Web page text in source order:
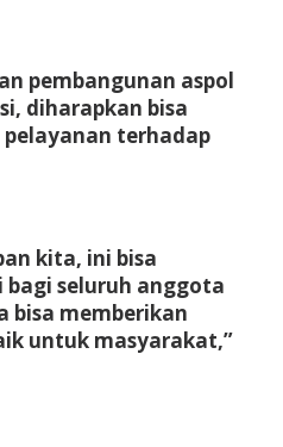
pembangunan aspol
diharapkan bisa
terhadap
kita, ini bisa
seluruh anggota
bisa memberikan
untuk masyarakat,”